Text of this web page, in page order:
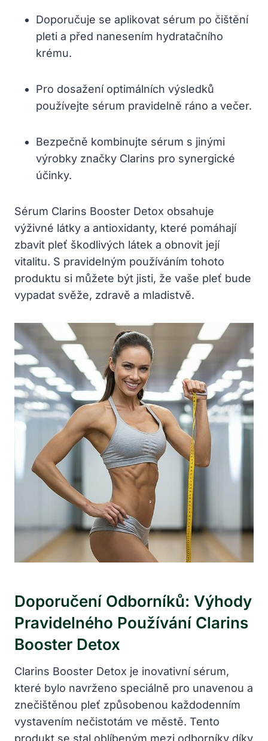
Doporučuje se aplikovat sérum po čištění
pleti a před nanesením hydratačního
krému.
Pro dosažení optimálních výsledků
používejte sérum pravidelně ráno a večer.
Bezpečně kombinujte sérum s jinými
výrobky značky Clarins pro synergické
účinky.
Sérum Clarins Booster Detox obsahuje
výživné látky a antioxidanty, které pomáhají
zbavit pleť škodlivých látek a obnovit její
vitalitu. S pravidelným používáním tohoto
produktu si můžete být jisti, že vaše pleť bude
vypadat svěže, zdravě a mladistvě.
Doporučení Odborníků: Výhody
Pravidelného Používání Clarins
Booster Detox
Clarins Booster Detox je inovativní sérum,
které bylo navrženo speciálně pro unavenou a
znečištěnou pleť způsobenou každodenním
vystavením nečistotám ve městě. Tento
produkt se stal oblíbeným mezi odborníky díky